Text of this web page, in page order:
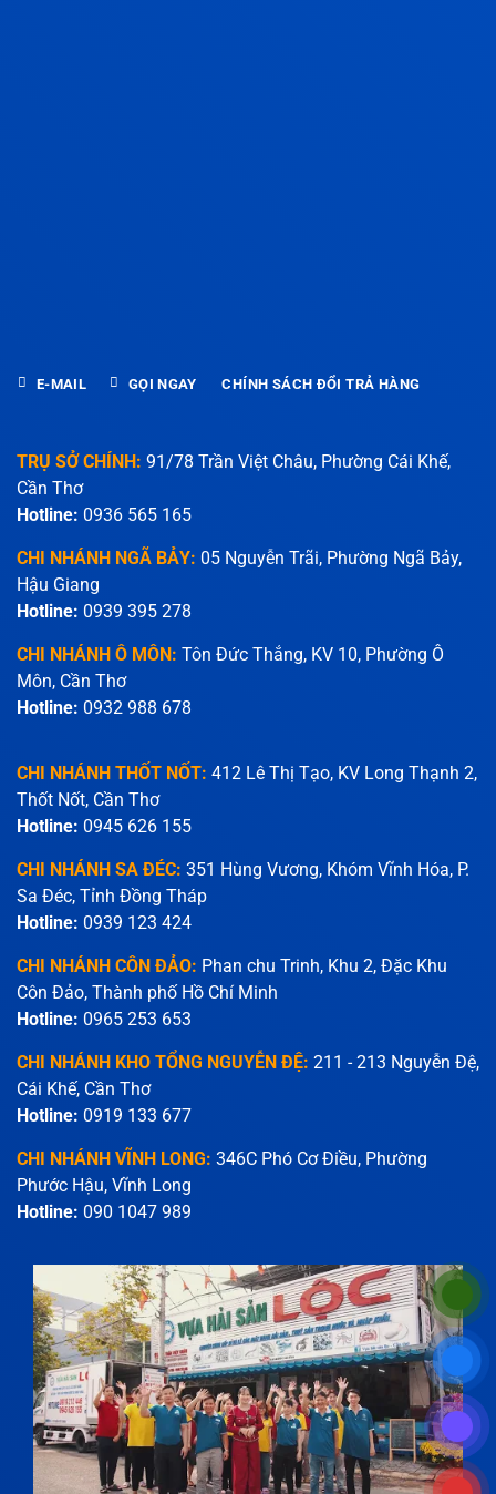
TRỤ SỞ CHÍNH: 91/78 Trần Việt Châu, Phường Cái Khế,
Cần Thơ
Hotline: 0936 565 165
CHI NHÁNH NGÃ BẢY: 05 Nguyễn Trãi, Phường Ngã Bảy,
Hậu Giang
Hotline: 0939 395 278
CHI NHÁNH Ô MÔN: Tôn Đức Thắng, KV 10, Phường Ô
Môn, Cần Thơ
Hotline: 0932 988 678
CHI NHÁNH THỐT NỐT: 412 Lê Thị Tạo, KV Long Thạnh 2,
Thốt Nốt, Cần Thơ
Hotline: 0945 626 155
CHI NHÁNH SA ĐÉC: 351 Hùng Vương, Khóm Vĩnh Hóa, P.
Sa Đéc, Tỉnh Đồng Tháp
Hotline: 0939 123 424
CHI NHÁNH CÔN ĐẢO: Phan chu Trinh, Khu 2, Đặc Khu
Côn Đảo, Thành phố Hồ Chí Minh
Hotline: 0965 253 653
CHI NHÁNH KHO TỔNG NGUYỄN ĐỆ: 211 - 213 Nguyễn Đệ,
Cái Khế, Cần Thơ
Hotline: 0919 133 677
CHI NHÁNH VĨNH LONG: 346C Phó Cơ Điều, Phường
Phước Hậu, Vĩnh Long
Hotline: 090 1047 989
E-MAIL GỌI NGAY CHÍNH SÁCH ĐỔI TRẢ HÀNG